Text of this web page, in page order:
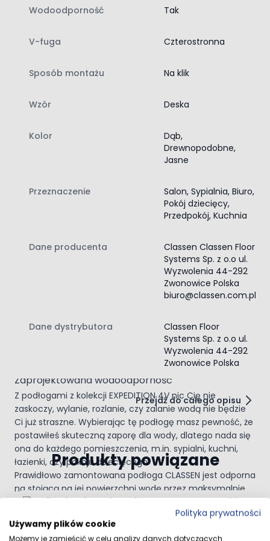
Struktura powierzchni: Synchroniczna
Wodoodporność: Tak
Rodzaj drewna: Dąb
System montażu: Megaloc 2.0 Aqua Protect
Paleta: 94.704 m²
Gwarancja w pomieszczeniach mieszkalnych: 25 lat
Dla pomieszczeń użyteczności publicznej: Tak
naturalnego wnętrza, które cechuje się nie tylko
oryginalnością, czy bogatą strukturą, ale przede
wszystkim podkreśla jego dzikość i nieprzewidywalność.
Podłoga inspirowana naturą, a zaprojektowana pełna
synchroniczność wiernie oddaje jej charakter. Struktura
dzięki wyczuwalnemu i widocznemu układowi usłojenia,
poprzez zastosowanie technologii wytłaczania, która
synchronizuje przebieg struktury powierzchni z układem
Zaprojektowana wodoodporność
Z podłogami z kolekcji EXPEDITION 4V nic Cię nie
zaskoczy, wylanie, rozlanie, czy zalanie wodą nie będzie
Ci już straszne. Wybierając tę podłogę masz pewność, że
postawiłeś skuteczną zaporę dla wody, dlatego nada się
ona do każdego pomieszczenia, m.in. sypialni, kuchni,
łazienki, czy pokoju dziecięcego.
Prawidłowo zamontowana podłoga CLASSEN jest odporna
na stojącą na jej powierzchni wodę przez maksymalnie
24 godziny.
Bezklejowy system montażu zapobiegający
wnikaniu wody
Wodoodporność Tak
V-fuga Czterostronna
Sposób montażu Na klik
Wzór Deska
Kolor
Dąb,
Drewnopodobne,
Jasne
Przeznaczenie
Salon, Sypialnia, Biuro,
Pokój dziecięcy,
Przedpokój, Kuchnia
Dane producenta
Classen Classen Floor
Systems Sp. z o.o ul.
Wyzwolenia 44-292
Zwonowice Polska
biuro@classen.com.pl
Dane dystrybutora
Classen Floor
Systems Sp. z o.o ul.
Wyzwolenia 44-292
Zwonowice Polska
Przejdź do całego opisu
Produkty powiązane
Navigating through the elements of the carousel is
Press to skip carousel
Press to go to carousel navigation
Polityka prywatności
Używamy plików cookie
Możemy je zamieścić w celu analizy danych dotyczących